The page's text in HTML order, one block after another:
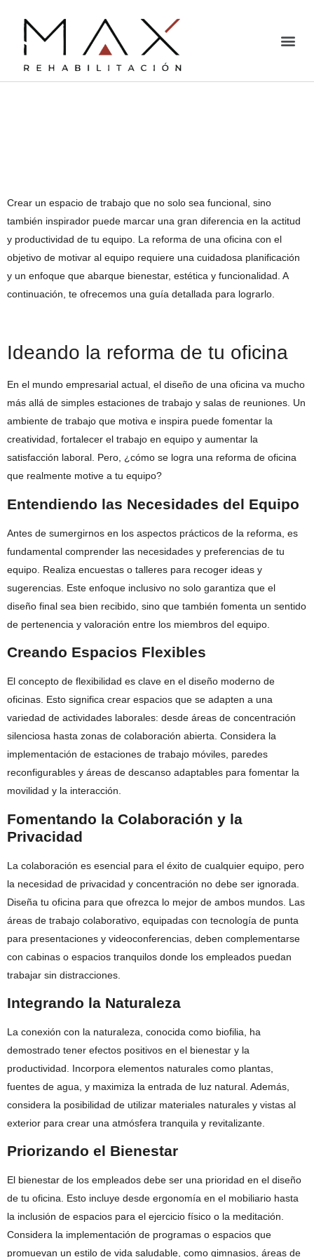
Crear un espacio de trabajo que no solo sea funcional, sino
también inspirador puede marcar una gran diferencia en la actitud
y productividad de tu equipo. La reforma de una oficina con el
objetivo de motivar al equipo requiere una cuidadosa planificación
y un enfoque que abarque bienestar, estética y funcionalidad. A
continuación, te ofrecemos una guía detallada para lograrlo.
Ideando la reforma de tu oficina
En el mundo empresarial actual, el diseño de una oficina va mucho
más allá de simples estaciones de trabajo y salas de reuniones. Un
ambiente de trabajo que motiva e inspira puede fomentar la
creatividad, fortalecer el trabajo en equipo y aumentar la
satisfacción laboral. Pero, ¿cómo se logra una reforma de oficina
que realmente motive a tu equipo?
Entendiendo las Necesidades del Equipo
Antes de sumergirnos en los aspectos prácticos de la reforma, es
fundamental comprender las necesidades y preferencias de tu
equipo. Realiza encuestas o talleres para recoger ideas y
sugerencias. Este enfoque inclusivo no solo garantiza que el
diseño final sea bien recibido, sino que también fomenta un sentido
de pertenencia y valoración entre los miembros del equipo.
Creando Espacios Flexibles
El concepto de flexibilidad es clave en el diseño moderno de
oficinas. Esto significa crear espacios que se adapten a una
variedad de actividades laborales: desde áreas de concentración
silenciosa hasta zonas de colaboración abierta. Considera la
implementación de estaciones de trabajo móviles, paredes
reconfigurables y áreas de descanso adaptables para fomentar la
movilidad y la interacción.
Fomentando la Colaboración y la
Privacidad
La colaboración es esencial para el éxito de cualquier equipo, pero
la necesidad de privacidad y concentración no debe ser ignorada.
Diseña tu oficina para que ofrezca lo mejor de ambos mundos. Las
áreas de trabajo colaborativo, equipadas con tecnología de punta
para presentaciones y videoconferencias, deben complementarse
con cabinas o espacios tranquilos donde los empleados puedan
trabajar sin distracciones.
Integrando la Naturaleza
La conexión con la naturaleza, conocida como biofilia, ha
demostrado tener efectos positivos en el bienestar y la
productividad. Incorpora elementos naturales como plantas,
fuentes de agua, y maximiza la entrada de luz natural. Además,
considera la posibilidad de utilizar materiales naturales y vistas al
exterior para crear una atmósfera tranquila y revitalizante.
Priorizando el Bienestar
El bienestar de los empleados debe ser una prioridad en el diseño
de tu oficina. Esto incluye desde ergonomía en el mobiliario hasta
la inclusión de espacios para el ejercicio físico o la meditación.
Considera la implementación de programas o espacios que
promuevan un estilo de vida saludable, como gimnasios, áreas de